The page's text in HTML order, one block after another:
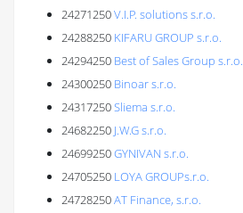
24271250V.I.P. solutions s.r.o.
24288250 KIFARU GROUP s.r.o.
24294250 Best of Sales Group s.r.o.
24300250 Binoar s.r.o.
24317250Sliema s.r.o.
24682250 J.W.G s.r.o.
24699250GYNIVAN s.r.o.
24705250 LOYA GROUPs.r.o.
24728250AT Finance, s.r.o.